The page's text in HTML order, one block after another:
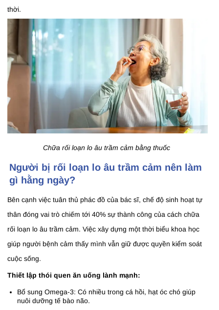
thời.
Chữa rối loạn lo âu trầm cảm bằng thuốc
Người bị rối loạn lo âu trầm cảm nên làm
gì hằng ngày?
Bên cạnh việc tuân thủ phác đồ của bác sĩ, chế độ sinh hoạt tự
thân đóng vai trò chiếm tới 40% sự thành công của cách chữa
rối loạn lo âu trầm cảm. Việc xây dựng một thời biểu khoa học
giúp người bệnh cảm thấy mình vẫn giữ được quyền kiểm soát
cuộc sống.
Thiết lập thói quen ăn uống lành mạnh:
Bổ sung Omega-3: Có nhiều trong cá hồi, hạt óc chó giúp
nuôi dưỡng tế bào não.